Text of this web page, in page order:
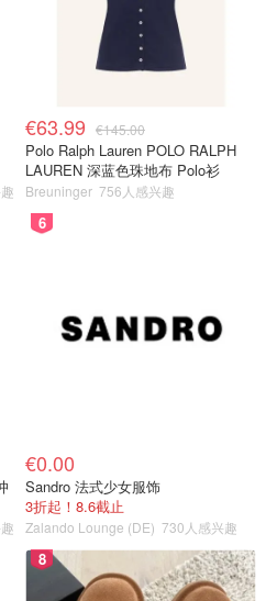
€63.99 €145.00
Polo Ralph Lauren POLO RALPH
LAUREN 深蓝色珠地布 Polo衫
Breuninger 756人感兴趣
6
€0.00
Sandro 法式少女服饰
3折起！8.6截止
Zalando Lounge (DE) 730人感兴趣
8